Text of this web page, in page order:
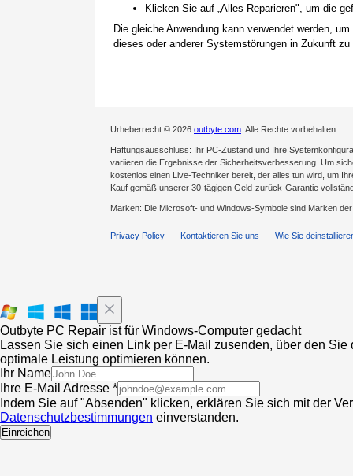
Klicken Sie auf „Alles Reparieren", um die
Die gleiche Anwendung kann verwendet werden,
dieses oder anderer Systemstörungen in Zukunft zu
Urheberrecht © 2026 outbyte.com . Alle Rechte vorbehalten.
Haftungsausschluss: Ihr PC-Zustand und Ihre
variieren die Ergebnisse der Sicherheitsverbesserung. Um
kostenlos einen Live-Techniker bereit, der alles tun wird, um
Kauf gemäß unserer 30-tägigen Geld-zurück-Garantie
Marken: Die Microsoft- und Windows-Symbole sind Marken
Privacy Policy Kontaktieren Sie uns Wie Sie
Outbyte PC Repair ist für Windows-Computer gedacht
Lassen Sie sich einen Link per E-Mail zusenden, über den
optimale Leistung optimieren können.
Ihr Name
Ihre E-Mail Adresse *
Indem Sie auf "Absenden" klicken, erklären Sie sich mit der
Datenschutzbestimmungen einverstanden.